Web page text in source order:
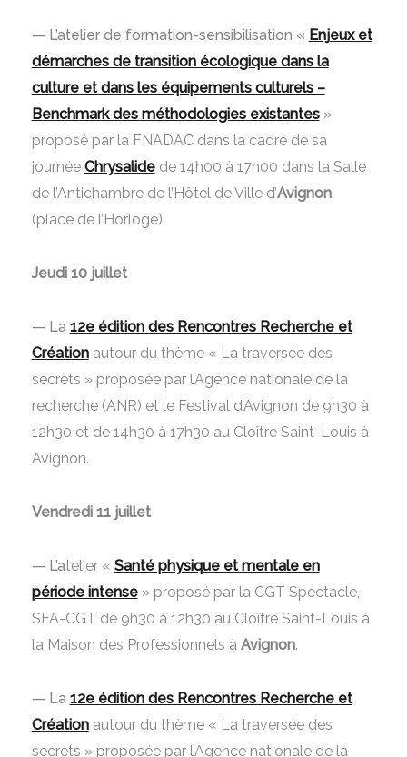
— L’atelier de formation-sensibilisation « Enjeux et
démarches de transition écologique dans la
culture et dans les équipements culturels –
Benchmark des méthodologies existantes»
proposé par la FNADAC dans la cadre de sa
journée Chrysalidede 14h00 à 17h00 dans la Salle
de l’Antichambre de l’Hôtel de Ville d’Avignon
(place de l’Horloge).
Jeudi 10 juillet
— La 12e édition des Rencontres Recherche et
Création autour du thème « La traversée des
secrets » proposée par l’Agence nationale de la
recherche (ANR) et le Festival d’Avignon de 9h30 à
12h30 et de 14h30 à 17h30 au Cloître Saint-Louis à
Avignon.
Vendredi 11 juillet
— L’atelier « Santé physique et mentale en
période intense» proposé par la CGT Spectacle,
SFA-CGT de 9h30 à 12h30 au Cloître Saint-Louis à
la Maison des Professionnels à Avignon.
— La 12e édition des Rencontres Recherche et
Création autour du thème « La traversée des
secrets » proposée par l’Agence nationale de la